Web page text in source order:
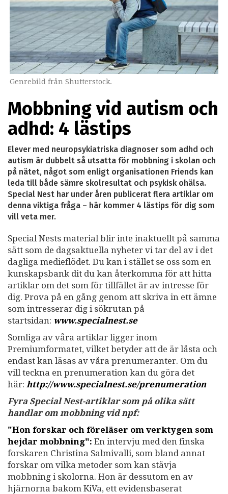
Genrebild från Shutterstock.
Mobbning vid autism och
adhd: 4 lästips
Elever med neuropsykiatriska diagnoser som adhd och
autism är dubbelt så utsatta för mobbning i skolan och
på nätet, något som enligt organisationen Friends kan
leda till både sämre skolresultat och psykisk ohälsa.
Special Nest har under åren publicerat flera artiklar om
denna viktiga fråga – här kommer 4 lästips för dig som
vill veta mer.
Special Nests material blir inte inaktuellt på samma
sätt som de dagsaktuella nyheter vi tar del av i det
dagliga medieflödet. Du kan i stället se oss som en
kunskapsbank dit du kan återkomma för att hitta
artiklar om det som för tillfället är av intresse för
dig. Prova på en gång genom att skriva in ett ämne
som intresserar dig i sökrutan på
startsidan: www.specialnest.se
Somliga av våra artiklar ligger inom
Premiumformatet, vilket betyder att de är låsta och
endast kan läsas av våra prenumeranter. Om du
vill teckna en prenumeration kan du göra det
här: http://www.specialnest.se/prenumeration
Fyra Special Nest-artiklar som på olika sätt
handlar om mobbning vid npf:
"Hon forskar och föreläser om verktygen som
hejdar mobbning": En intervju med den finska
forskaren Christina Salmivalli, som bland annat
forskar om vilka metoder som kan stävja
mobbning i skolorna. Hon är dessutom en av
hjärnorna bakom KiVa, ett evidensbaserat